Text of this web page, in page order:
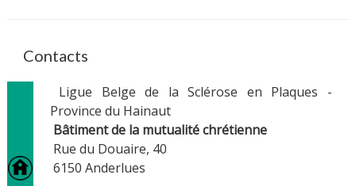
Contacts
Ligue Belge de la Sclérose en Plaques -
Province du Hainaut
Bâtiment de la mutualité chrétienne
Rue du Douaire, 40
6150 Anderlues